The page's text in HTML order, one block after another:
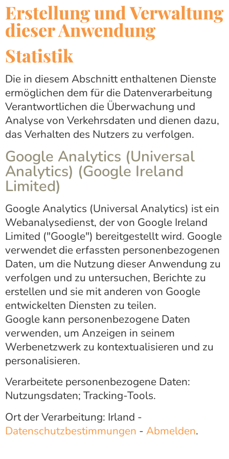
Erstellung und Verwaltung
dieser Anwendung
Statistik
Die in diesem Abschnitt enthaltenen Dienste
ermöglichen dem für die Datenverarbeitung
Verantwortlichen die Überwachung und
Analyse von Verkehrsdaten und dienen dazu,
das Verhalten des Nutzers zu verfolgen.
Google Analytics (Universal
Analytics) (Google Ireland
Limited)
Google Analytics (Universal Analytics) ist ein
Webanalysedienst, der von Google Ireland
Limited ("Google") bereitgestellt wird. Google
verwendet die erfassten personenbezogenen
Daten, um die Nutzung dieser Anwendung zu
verfolgen und zu untersuchen, Berichte zu
erstellen und sie mit anderen von Google
entwickelten Diensten zu teilen.
Google kann personenbezogene Daten
verwenden, um Anzeigen in seinem
Werbenetzwerk zu kontextualisieren und zu
personalisieren.
Verarbeitete personenbezogene Daten:
Nutzungsdaten; Tracking-Tools.
Ort der Verarbeitung: Irland -
Datenschutzbestimmungen - Abmelden.